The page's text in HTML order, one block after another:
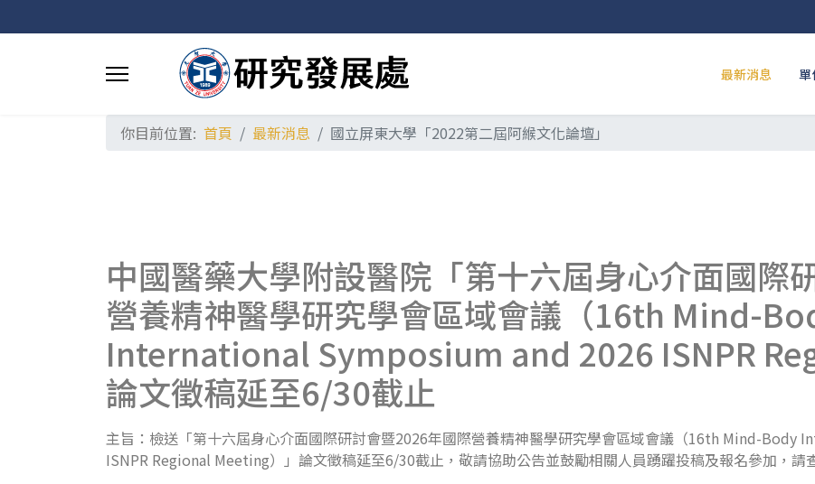
最新消息 單
你目前位置: 首頁 最新消息 國立屏東大學「2022第二屆阿緱文化論壇」
中國醫藥大學附設醫院「第十六屆身心介面國際
營養精神醫學研究學會區域會議（16th Mind-
International Symposium and 2026 ISNPR
論文徵稿延至6/30截止
主旨：檢送「第十六屆身心介面國際研討會暨2026年國際營養精神醫學研究學會區域會議（16th Mind-
ISNPR Regional Meeting）」論文徵稿延至6/30截止，敬請協助公告並鼓勵相關人員踴躍投稿及報名參加，請